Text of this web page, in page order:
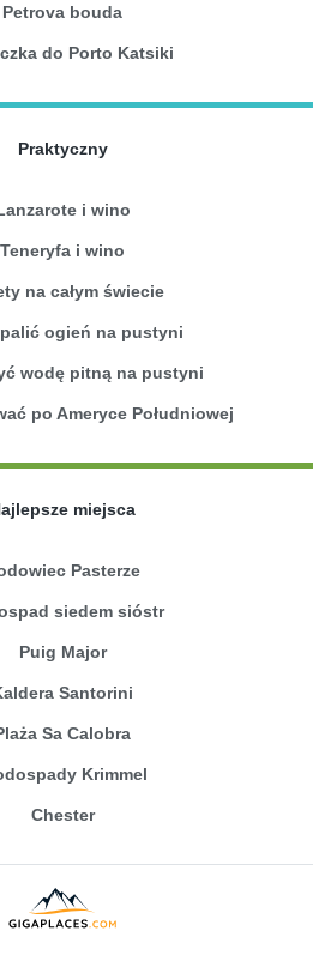
Petrova bouda
do Porto Katsiki
Praktyczny
i wino
Teneryfa i wino
na całym świecie
ogień na pustyni
wodę pitną na pustyni
po Ameryce Południowej
miejsca
Pasterze
siedem sióstr
Puig Major
Santorini
Sa Calobra
Krimmel
Chester